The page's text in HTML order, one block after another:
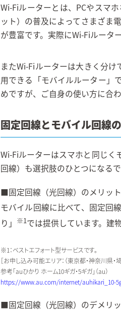
Wi-Fiルーターとは、PCやスマ
ット）の普及によってさまざま
が豊富です。実際にWi-Fiルータ
またWi-Fiルーターは大きく分
用できる「モバイルルーター」
めですが、ご自身の使い方に合
固定回線とモバイル回線
Wi-Fiルーターはスマホと同じく
回線）も選択肢のひとつになる
■固定回線（光回線）のメリット
モバイル回線に比べて、固定回
り」
※1では提供しています。建
※1：ベストエフォート型サービスです。
［お申し込み可能エリア：（東京都・神奈川県
参考「auひかり ホーム10ギガ・5ギガ」（au）
https://www.au.com/internet/auhikari_10-
■固定回線（光回線）のデメリ